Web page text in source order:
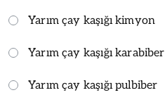
Yarım çay kaşığı kimyon
Yarım çay kaşığı karabiber
Yarım çay kaşığı pulbiber